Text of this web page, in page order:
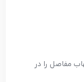
مفاصل را در